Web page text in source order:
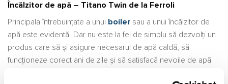
Încălzitor de apă – Titano Twin de la Ferroli
Principala întrebuințate a unui boiler sau a unui încălzitor de
apă este evidentă. Dar nu este la fel de simplu să dezvolți un
produs care să și asigure necesarul de apă caldă, să
funcționeze corect ani de zile și să satisfacă nevoile de apă